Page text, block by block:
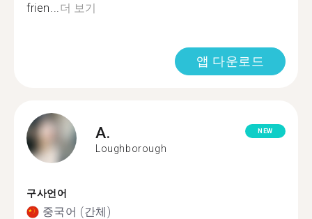
frien... 더 보기
앱 다운로드
A.
Loughborough
NEW
구사언어
중국어 (간체)